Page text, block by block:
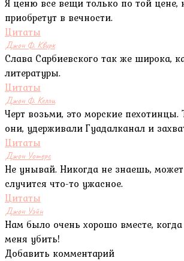
Я ценю все вещи только по той цене,
приобретут в вечности.
Цитаты
Джон Ф. Квирк
Слава Сарбиевского так же широка,
литературы.
Цитаты
Джон Ф. Келли
Черт возьми, это морские
они, удерживали Гуадалканал и
Цитаты
Джон Уотерс
Не унывай. Никогда не знаешь,
случится что-то ужасное.
Цитаты
Джон Уэйн
Нам было очень хорошо вместе,
меня убить!
Добавить комментарий